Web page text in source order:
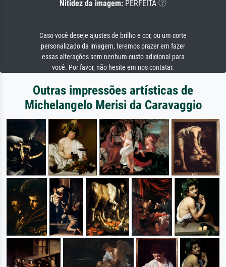
Nitidez da imagem: PERFEITA
Caso você deseje ajustes de brilho e cor, ou um corte
personalizado da imagem, teremos prazer em fazer
essas alterações sem nenhum custo adicional para
você. Por favor, não hesite em nos contatar.
Outras impressões artísticas de
Michelangelo Merisi da Caravaggio